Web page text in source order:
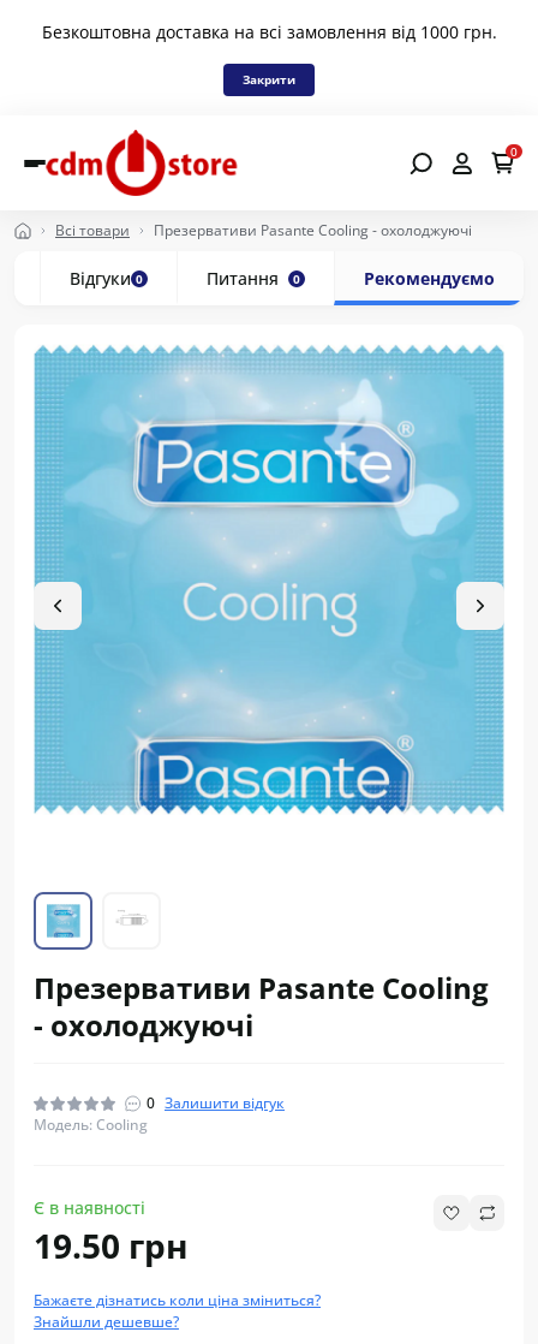
Безкоштовна доставка на всі замовлення від 1000 грн.
Закрити
0
Всі товари Презервативи Pasante Cooling - охолоджуючі
Відгуки 0 Питання 0 Рекомендуємо
Презервативи Pasante Cooling
- охолоджуючі
0 Залишити відгук
Модель: Cooling
Є в наявності
19.50 грн
Бажаєте дізнатись коли ціна зміниться?
Знайшли дешевше?